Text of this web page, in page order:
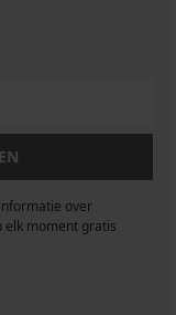
over
elk moment gratis